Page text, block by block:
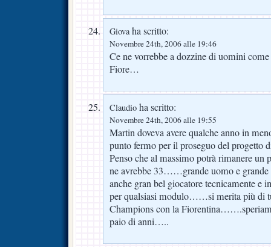
Giovaha scritto:
Novembre 24th, 2006 alle 19:46
Ce ne vorrebbe a dozzine di uomini
Fiore…
Claudio ha scritto:
Novembre 24th, 2006 alle 19:55
Martin doveva avere qualche anno in
punto fermo per il proseguo del progetto
Penso che al massimo potrà rimanere
ne avrebbe 33……grande uomo e
anche gran bel giocatore tecnicamente e
per qualsiasi modulo……si merita più di
Champions con la
paio di anni…..